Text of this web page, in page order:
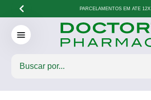
PARCELAMENTOS EM ATÉ 12X